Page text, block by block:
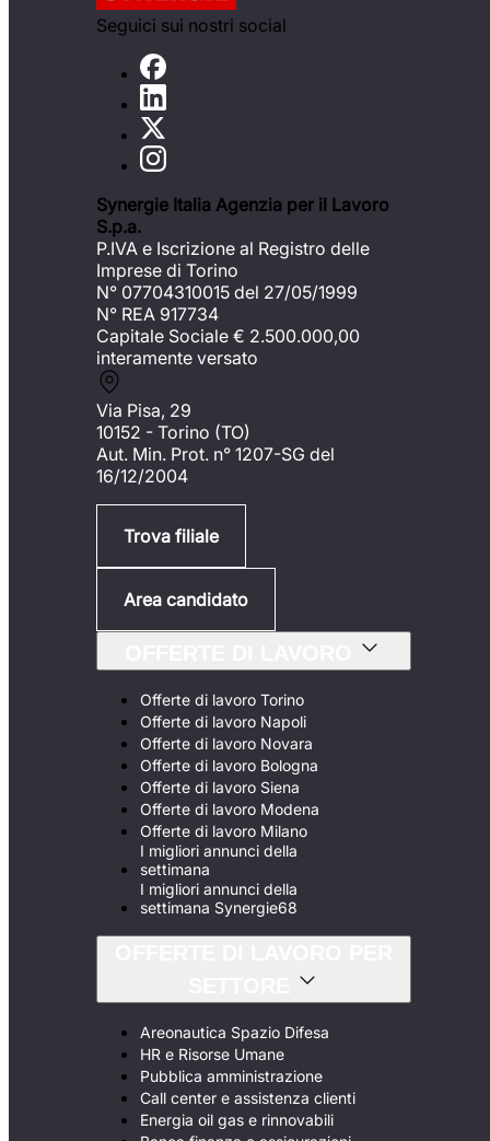
Seguici sui nostri social
Synergie Italia Agenzia per il Lavoro
S.p.a.
P.IVA e Iscrizione al Registro delle
Imprese di Torino
N° 07704310015 del 27/05/1999
N° REA 917734
Capitale Sociale € 2.500.000,00
interamente versato
Via Pisa, 29
10152 - Torino (TO)
Aut. Min. Prot. n° 1207-SG del
16/12/2004
Trova filiale
Area candidato
Offerte di lavoro Torino
Offerte di lavoro Napoli
Offerte di lavoro Novara
Offerte di lavoro Bologna
Offerte di lavoro Siena
Offerte di lavoro Modena
Offerte di lavoro Milano
I migliori annunci della
settimana
I migliori annunci della
settimana Synergie68
Areonautica Spazio Difesa
HR e Risorse Umane
Pubblica amministrazione
Call center e assistenza clienti
Energia oil gas e rinnovabili